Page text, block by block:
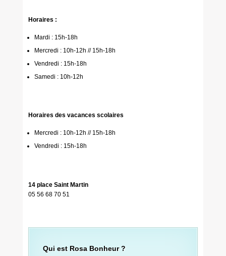
Horaires :
Mardi : 15h-18h
Mercredi : 10h-12h // 15h-18h
Vendredi : 15h-18h
Samedi : 10h-12h
Horaires des vacances scolaires
Mercredi : 10h-12h // 15h-18h
Vendredi : 15h-18h
14 place Saint Martin
05 56 68 70 51
Qui est Rosa Bonheur ?